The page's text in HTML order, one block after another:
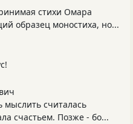
стихи Омара
образец моностиха, но...
мыслить считалась
счастьем. Позже - бо...